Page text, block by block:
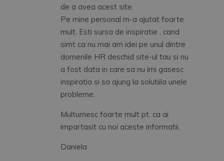
de a avea acest site.
Pe mine personal m-a ajutat foarte
mult. Esti sursa de inspiratie , cand
simt ca nu mai am idei pe unul dintre
domenile HR deschid site-ul tau si nu
a fost data in care sa nu imi gasesc
inspiratia si sa ajung la solutiila unele
probleme.
Multumesc foarte mult pt. ca ai
impartasit cu noi aceste informatii.
Daniela